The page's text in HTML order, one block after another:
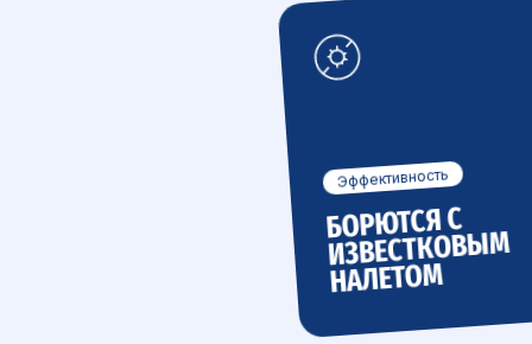
Эффективность
БОРЮТСЯ С
ИЗВЕСТКОВЫМ
НАЛЕТОМ